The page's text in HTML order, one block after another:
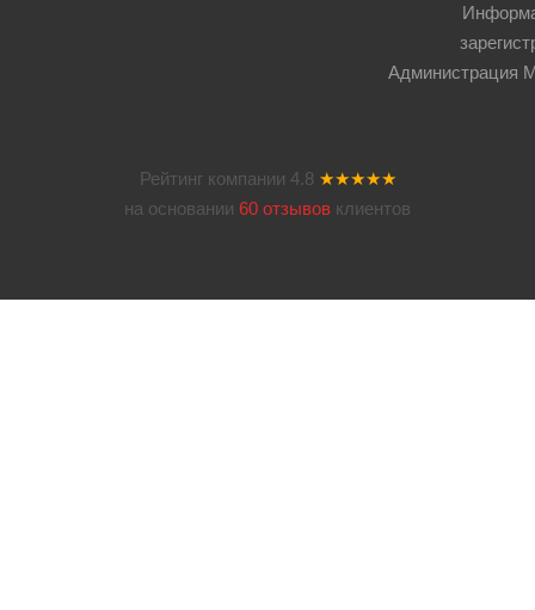
Администрация
Рейтинг компании 4.8 ★★★★★
на основании 60 отзывов клиентов